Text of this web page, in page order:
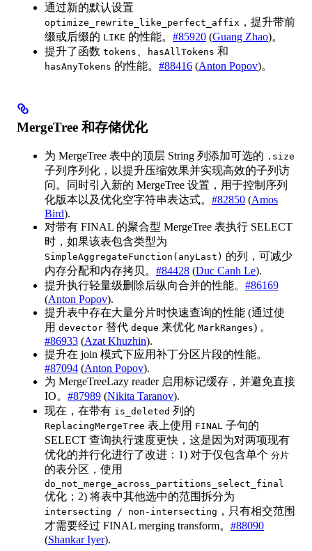
通过新的默认设置
optimize_rewrite_like_perfect_affix ，提升带前
缀或后缀的 LIKE 的性能。 #85920 (Guang Zhao)。
提升了函数 tokens hasAllTokens 和
hasAnyTokens 的性能。 #88416 (Anton Popov)。
MergeTree 和存储优化
为 MergeTree 表中的顶层 String 列添加可选的 .size
子列序列化，以提升压缩效果并实现高效的子列访
问。同时引入新的 MergeTree 设置，用于控制序列
化版本以及优化空字符串表达式。 #82850 (Amos
Bird).
对带有 FINAL 的聚合型 MergeTree 表执行 SELECT
时，如果该表包含类型为
SimpleAggregateFunction(anyLast) 的列，可减少
内存分配和内存拷贝。 #84428 (Duc Canh Le).
提升执行轻量级删除后纵向合并的性能。 #86169
(Anton Popov).
提升表中存在大量分片时快速查询的性能 (通过使
用 devector 替代 deque 来优化 MarkRanges) 。
#86933 (Azat Khuzhin).
提升在 join 模式下应用补丁分区片段的性能。
#87094 (Anton Popov).
为 MergeTreeLazy reader 启用标记缓存，并避免直接
IO。 #87989 (Nikita Taranov).
现在，在带有 is_deleted 列的
ReplacingMergeTree 表上使用 FINAL 子句的
SELECT 查询执行速度更快，这是因为对两项现有
优化的并行化进行了改进：1) 对于仅包含单个 分片
的表分区，使用
do_not_merge_across_partitions_select_final
优化；2) 将表中其他选中的范围拆分为
intersecting / non-intersecting ，只有相交范围
才需要经过 FINAL merging transform。 #88090
(Shankar Iyer).